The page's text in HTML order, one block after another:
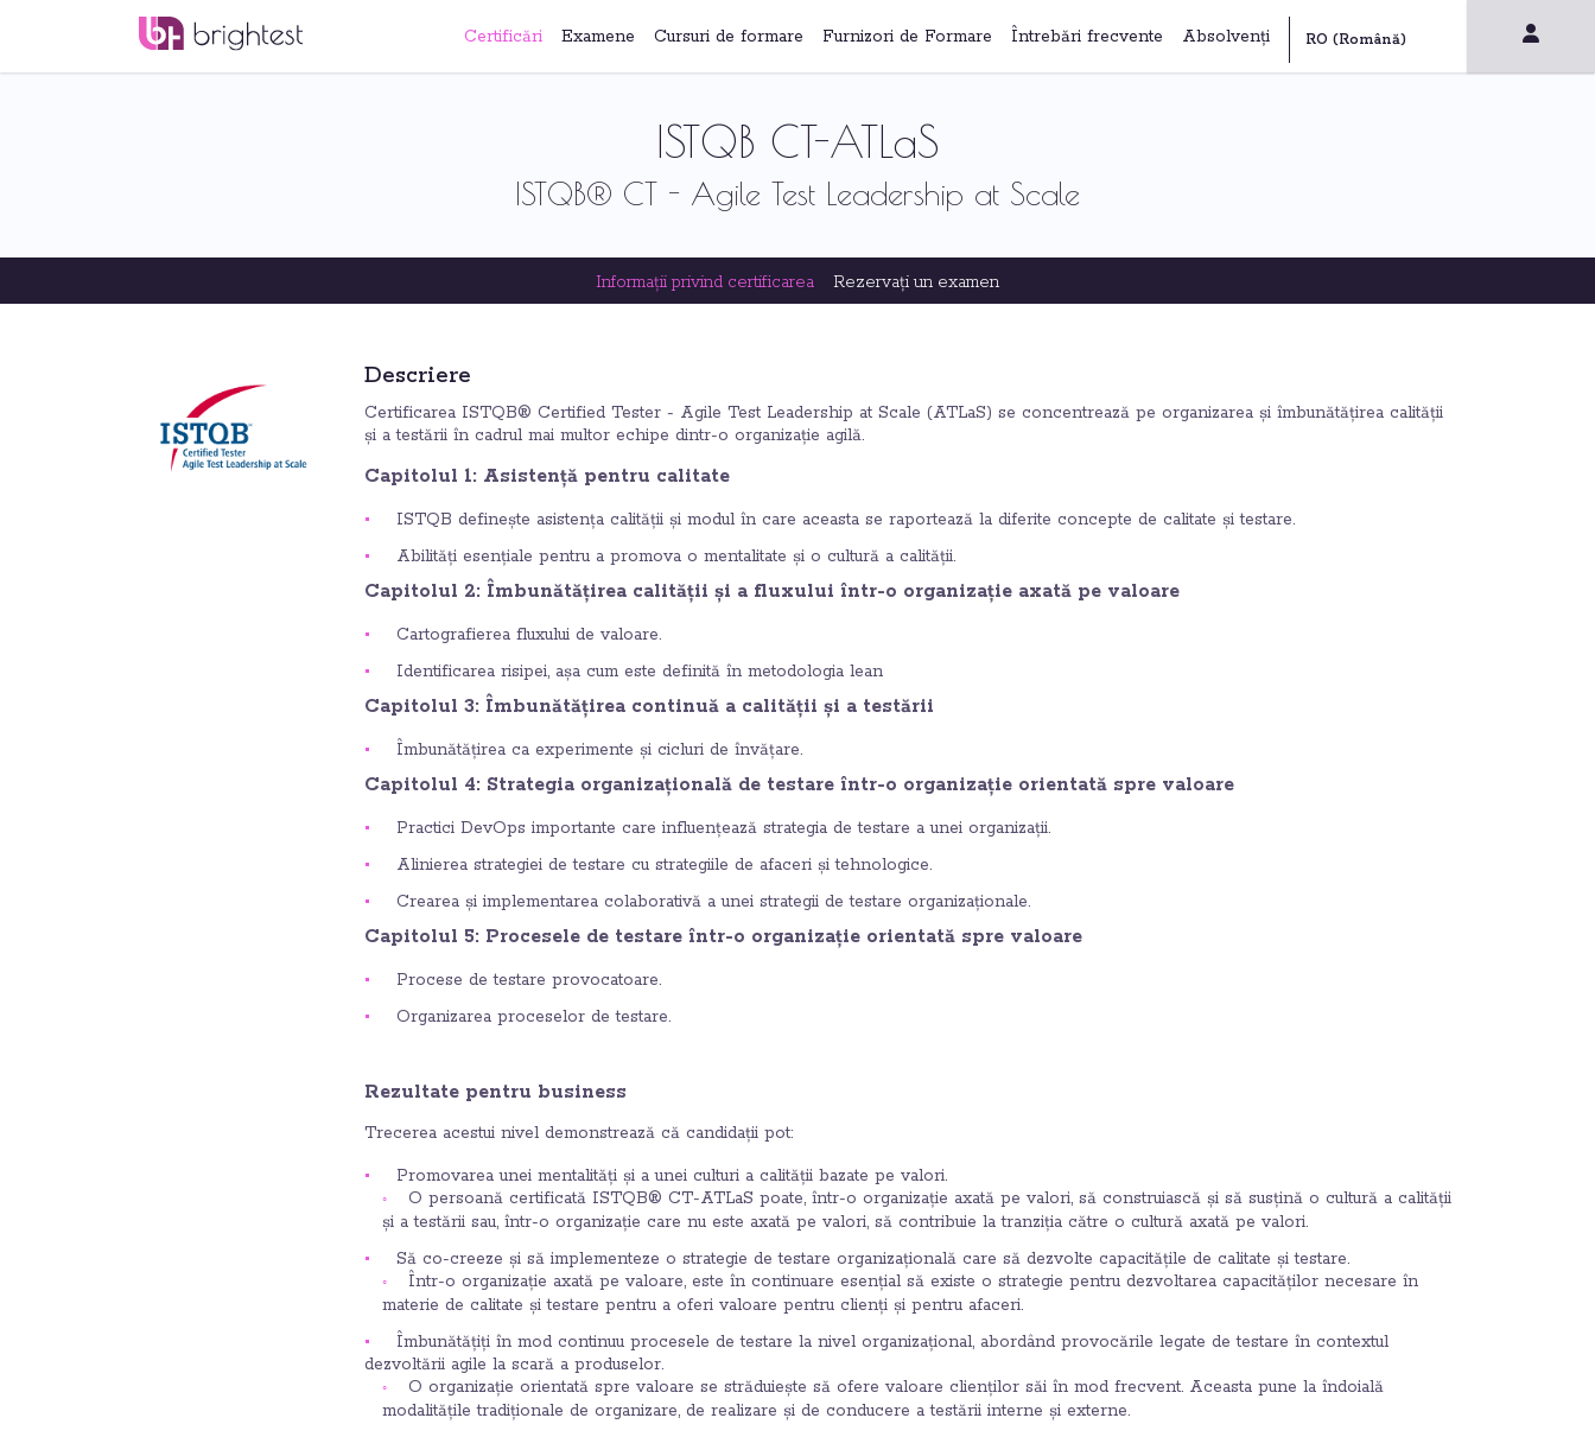
Certificări Examene Cursuri de formare Furnizori de Formare Întrebări frecvente Absolvenți
ISTQB CT-ATLaS
ISTQB® CT - Agile Test Leadership at Scale
Informații privind certificarea Rezervați un examen
Descriere
Certificarea ISTQB® Certified Tester - Agile Test Leadership at Scale (ATLaS) se concentrează pe organizarea și îmbunătățirea calității
și a testării în cadrul mai multor echipe dintr-o organizație agilă.
Capitolul 1: Asistență pentru calitate
ISTQB definește asistența calității și modul în care aceasta se raportează la diferite concepte de calitate și testare.
Abilități esențiale pentru a promova o mentalitate și o cultură a calității.
Capitolul 2: Îmbunătățirea calității și a fluxului într-o organizație axată pe valoare
Cartografierea fluxului de valoare.
Identificarea risipei, așa cum este definită în metodologia lean
Capitolul 3: Îmbunătățirea continuă a calității și a testării
Îmbunătățirea ca experimente și cicluri de învățare.
Capitolul 4: Strategia organizațională de testare într-o organizație orientată spre valoare
Practici DevOps importante care influențează strategia de testare a unei organizații.
Alinierea strategiei de testare cu strategiile de afaceri și tehnologice.
Crearea și implementarea colaborativă a unei strategii de testare organizaționale.
Capitolul 5: Procesele de testare într-o organizație orientată spre valoare
Procese de testare provocatoare.
Organizarea proceselor de testare.
Rezultate pentru business
Trecerea acestui nivel demonstrează că candidații pot:
Promovarea unei mentalități și a unei culturi a calității bazate pe valori.
O persoană certificată ISTQB® CT-ATLaS poate, într-o organizație axată pe valori, să construiască și să susțină o cultură a calității
și a testării sau, într-o organizație care nu este axată pe valori, să contribuie la tranziția către o cultură axată pe valori.
Să co-creeze și să implementeze o strategie de testare organizațională care să dezvolte capacitățile de calitate și testare.
Într-o organizație axată pe valoare, este în continuare esențial să existe o strategie pentru dezvoltarea capacităților necesare în
materie de calitate și testare pentru a oferi valoare pentru clienți și pentru afaceri.
Îmbunătățiți în mod continuu procesele de testare la nivel organizațional, abordând provocările legate de testare în contextul
dezvoltării agile la scară a produselor.
O organizație orientată spre valoare se străduiește să ofere valoare clienților săi în mod frecvent. Aceasta pune la îndoială
modalitățile tradiționale de organizare, de realizare și de conducere a testării interne și externe.